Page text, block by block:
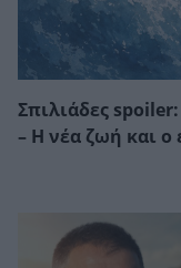
Σπιλιάδες
– Η νέα ζωή και ο